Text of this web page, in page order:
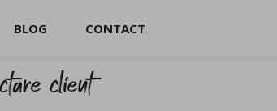
BLOG CONTACT
client